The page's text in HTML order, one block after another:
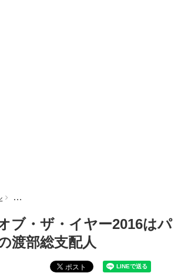
ホテリエ・オブ・ザ・イヤー2016はパレスホテ
ブ・ザ・イヤー2016はパ
渡部総支配人
ポスト